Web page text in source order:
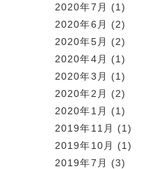
2020年7月
(1)
2020年6月
(2)
2020年5月
(2)
2020年4月
(1)
2020年3月
(1)
2020年2月
(2)
2020年1月
(1)
2019年11月
(1)
2019年10月
(1)
2019年7月
(3)